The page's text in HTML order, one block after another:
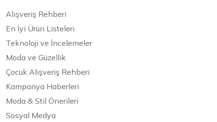
Alışveriş Rehberi
En İyi Ürün Listeleri
Teknoloji ve İncelemeler
Moda ve Güzellik
Çocuk Alışveriş Rehberi
Kampanya Haberleri
Moda & Stil Önerileri
Sosyal Medya